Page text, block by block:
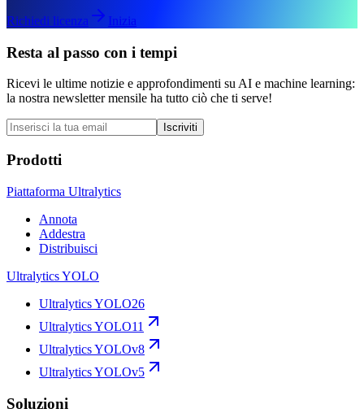
Richiedi licenza Inizia
Resta al passo con i tempi
Ricevi le ultime notizie e approfondimenti su AI e machine learning:
la nostra newsletter mensile ha tutto ciò che ti serve!
Iscriviti
Prodotti
Piattaforma Ultralytics
Annota
Addestra
Distribuisci
Ultralytics YOLO
Ultralytics YOLO26
Ultralytics YOLO11
Ultralytics YOLOv8
Ultralytics YOLOv5
Soluzioni